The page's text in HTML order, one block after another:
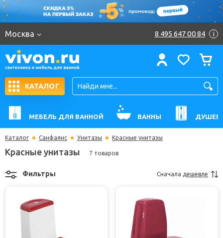
Москва 8 495 647 00 84 i
КАТАЛОГ
МЕБЕЛЬ ДЛЯ ВАННОЙ ВАННЫ
Каталог Санфаянс Унитазы Красные унитазы
Красные унитазы 7 товаров
Фильтры Сначала дешевле